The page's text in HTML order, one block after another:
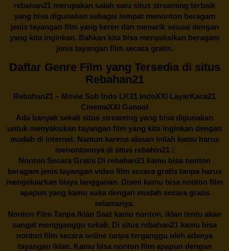
rebahan21 merupakan salah satu situs streaming terbaik
yang bisa digunakan sebagai tempat menonton beragam
jenis tayangan film yang keren dan menarik sesuai dengan
yang kita inginkan. Bahkan kita bisa menyaksikan beragam
jenis tayangan film secara gratis.
Daftar Genre Film yang Tersedia di situs
Rebahan21
Rebahan21 – Movie Sub Indo LK21 IndoXXI LayarKaca21
CinemaXXI Ganool
Ada banyak sekali situs streaming yang bisa digunakan
untuk menyaksikan tayangan film yang kita inginkan dengan
mudah di internet. Namun karena alasan inilah kamu harus
menontonnya di situs rebahin21 :
Nonton Secara Gratis Di rebahan21 kamu bisa nonton
beragam jenis tayangan video film secara gratis tanpa harus
mengeluarkan biaya langganan. Disini kamu bisa nonton film
apapun yang kamu suka dengan mudah secara gratis
selamanya.
Nonton Film Tanpa Iklan Saat kamu nonton, iklan tentu akan
sangat mengganggu sekali. Di situs rebahan21 kamu bisa
nonton film secara online tanpa terganggu oleh adanya
tayangan iklan. Kamu bisa nonton film apapun dengan